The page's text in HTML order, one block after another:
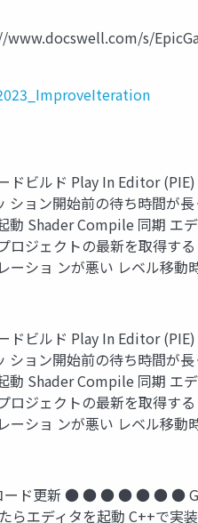
www.docswell.com/s/
ビルド Play In Editor
ョン開始前の待ち時間が
Shader Compile 同期 エ
ジェクトの最新を取得す
ショ ンが悪い レベル移
ビルド Play In Editor
ョン開始前の待ち時間が
Shader Compile 同期 エ
ジェクトの最新を取得す
ショ ンが悪い レベル移
ード更新 ● ● ● ● ● ● ●
エディタを起動 C++で実